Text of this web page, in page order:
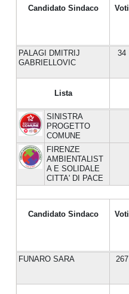
Candidato Sindaco Voti
PALAGI DMITRIJ
GABRIELLOVIC
34
Lista
SINISTRA
PROGETTO
COMUNE
FIRENZE
AMBIENTALIST
A E SOLIDALE
CITTA' DI PACE
Candidato Sindaco Voti
FUNARO SARA 267